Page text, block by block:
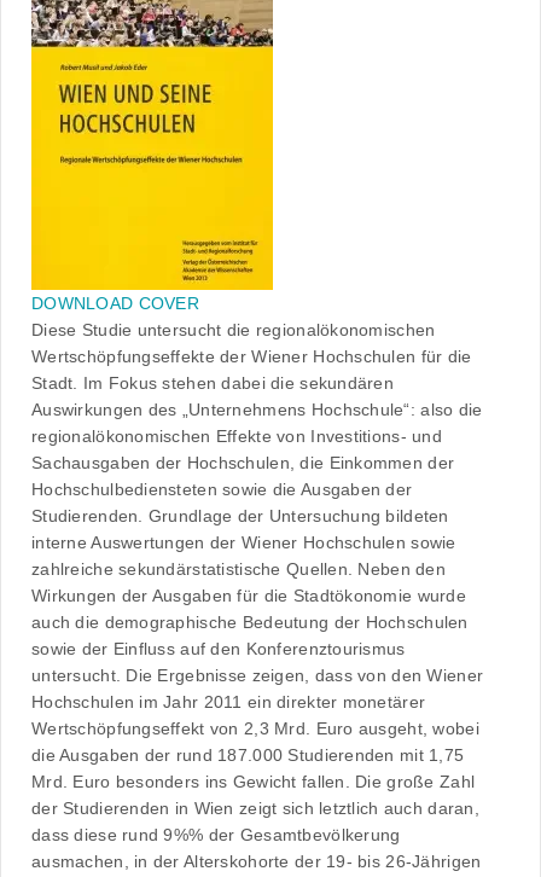
DOWNLOAD COVER
Diese Studie untersucht die regionalökonomischen
Wertschöpfungseffekte der Wiener Hochschulen für die
Stadt. Im Fokus stehen dabei die sekundären
Auswirkungen des „Unternehmens Hochschule“: also die
regionalökonomischen Effekte von Investitions- und
Sachausgaben der Hochschulen, die Einkommen der
Hochschulbediensteten sowie die Ausgaben der
Studierenden. Grundlage der Untersuchung bildeten
interne Auswertungen der Wiener Hochschulen sowie
zahlreiche sekundärstatistische Quellen. Neben den
Wirkungen der Ausgaben für die Stadtökonomie wurde
auch die demographische Bedeutung der Hochschulen
sowie der Einfluss auf den Konferenztourismus
untersucht. Die Ergebnisse zeigen, dass von den Wiener
Hochschulen im Jahr 2011 ein direkter monetärer
Wertschöpfungseffekt von 2,3 Mrd. Euro ausgeht, wobei
die Ausgaben der rund 187.000 Studierenden mit 1,75
Mrd. Euro besonders ins Gewicht fallen. Die große Zahl
der Studierenden in Wien zeigt sich letztlich auch daran,
dass diese rund 9%% der Gesamtbevölkerung
ausmachen, in der Alterskohorte der 19- bis 26-Jährigen